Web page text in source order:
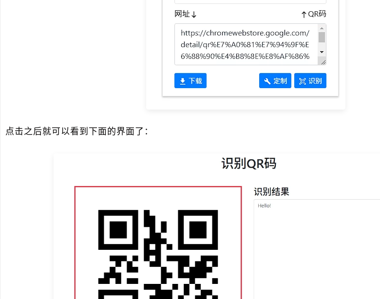
点击之后就可以看到下面的界面了：